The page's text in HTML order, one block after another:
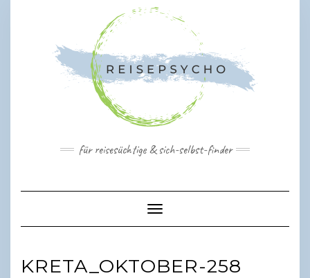
für reisesüchtige & sich-selbst-finder
Toggle Navigation
KRETA_OKTOBER-258